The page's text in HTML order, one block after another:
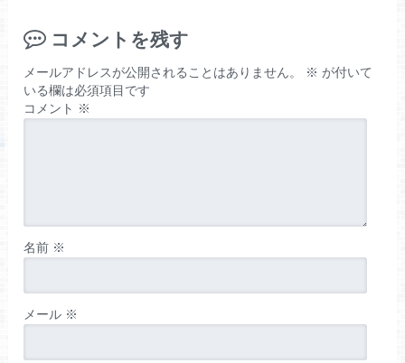
コメントを残す
メールアドレスが公開されることはありません。 ※ が付いて
いる欄は必須項目です
コメント ※
名前 ※
メール ※